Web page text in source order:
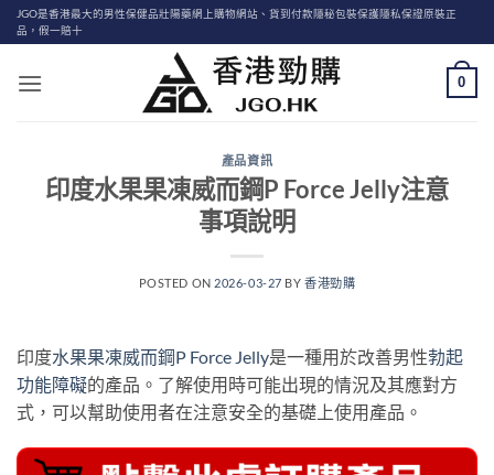
Skip
to
JGO是香港最大的男性保健品壯陽藥網上購物網站、貨到付款隱秘包裝保護隱私保證原裝正
品，假一賠十
0
產品資訊
印度水果果凍威而鋼P Force Jelly注意
事項說明
POSTED ON 2026-03-27 BY香港勁購
印度水果果凍威而鋼P Force Jelly是一種用於改善男性勃起
功能障礙的產品。了解使用時可能出現的情況及其應對方
式，可以幫助使用者在注意安全的基礎上使用產品。